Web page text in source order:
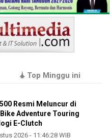
Top Minggu ini
Resmi Meluncur di
Adventure Touring
E-Clutch
2026 - 11:46:28 WIB